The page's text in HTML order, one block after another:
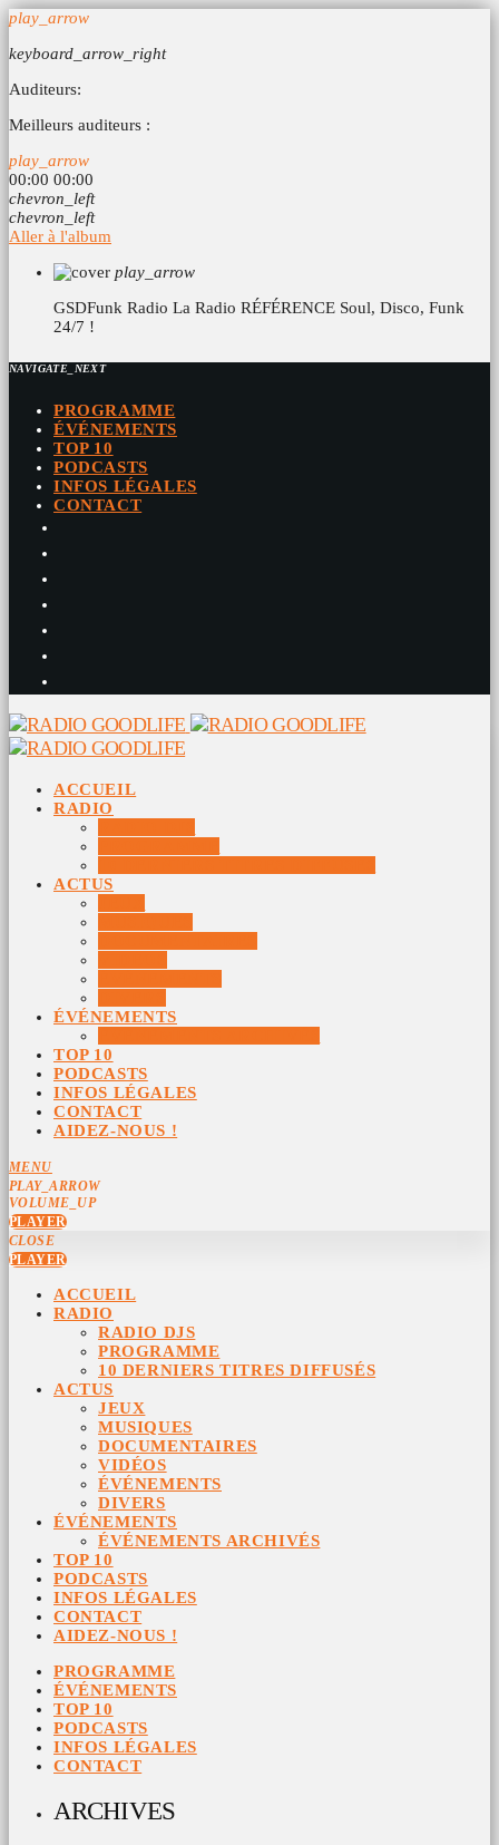
play_arrow
keyboard_arrow_right
Auditeurs:
Meilleurs auditeurs :
play_arrow
00:00 00:00
chevron_left
chevron_left
Aller à l'album
play_arrow
GSDFunk Radio La Radio RÉFÉRENCE Soul, Disco, Funk
24/7 !
NAVIGATE_NEXT
PROGRAMME
ÉVÉNEMENTS
TOP 10
PODCASTS
INFOS LÉGALES
CONTACT
ACCUEIL
RADIO
ACTUS
ÉVÉNEMENTS
TOP 10
PODCASTS
INFOS LÉGALES
CONTACT
AIDEZ-NOUS !
MENU
PLAY_ARROW
VOLUME_UP
PLAYER
CLOSE
PLAYER
ACCUEIL
RADIO
RADIO DJS
PROGRAMME
10 DERNIERS TITRES DIFFUSÉS
ACTUS
JEUX
MUSIQUES
DOCUMENTAIRES
VIDÉOS
ÉVÉNEMENTS
DIVERS
ÉVÉNEMENTS
ÉVÉNEMENTS ARCHIVÉS
TOP 10
PODCASTS
INFOS LÉGALES
CONTACT
AIDEZ-NOUS !
PROGRAMME
ÉVÉNEMENTS
TOP 10
PODCASTS
INFOS LÉGALES
CONTACT
ARCHIVES